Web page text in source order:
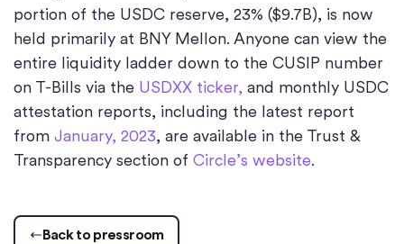
portion of the USDC reserve, 23% ($9.7B), is now
held primarily at BNY Mellon. Anyone can view the
entire liquidity ladder down to the CUSIP number
on T-Bills via the USDXX ticker, and monthly USDC
attestation reports, including the latest report
from January, 2023, are available in the Trust &
Transparency section of Circle’s website.
Back to pressroom